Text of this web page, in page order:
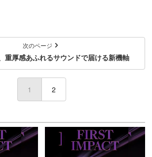
次のページ
厚感あふれるサウンドで届ける新機軸
1 (current)
2